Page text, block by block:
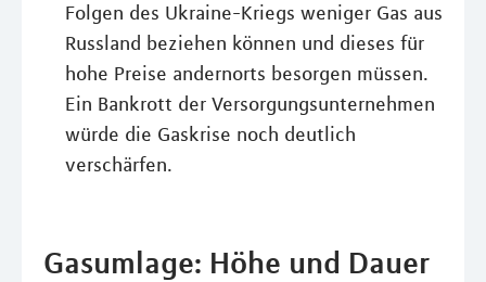
Folgen des Ukraine-Kriegs weniger Gas aus
Russland beziehen können und dieses für
hohe Preise andernorts besorgen müssen.
Ein Bankrott der Versorgungsunternehmen
würde die Gaskrise noch deutlich
verschärfen.
Gasumlage: Höhe und Dauer